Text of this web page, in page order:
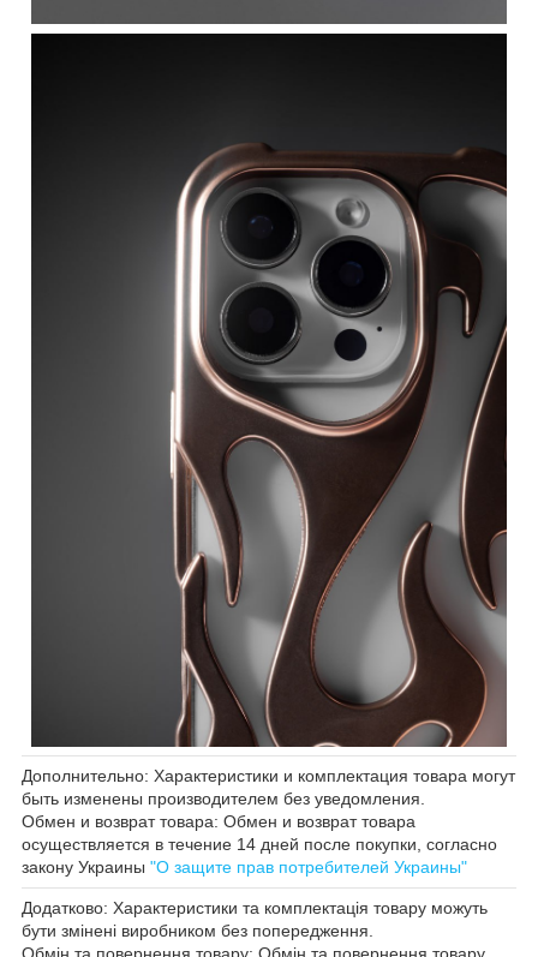
Дополнительно: Характеристики и комплектация товара могут
быть изменены производителем без уведомления.
Обмен и возврат товара: Обмен и возврат товара
осуществляется в течение 14 дней после покупки, согласно
закону Украины "О защите прав потребителей Украины"
Додатково: Характеристики та комплектація товару можуть
бути змінені виробником без попередження.